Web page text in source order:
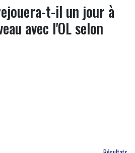
t-il un jour à
avec l'OL selon